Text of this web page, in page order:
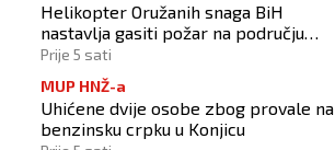
Helikopter Oružanih snaga BiH
nastavlja gasiti požar na području
Konjica
Prije 5 sati
MUP HNŽ-a
Uhićene dvije osobe zbog provale na
benzinsku crpku u Konjicu